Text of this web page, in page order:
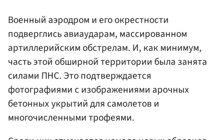
Военный аэродром и его окрестности
подверглись авиаударам, массированном
артиллерийским обстрелам. И, как минимум,
часть этой обширной территории была занята
силами ПНС. Это подтверждается
фотографиями с изображениями арочных
бетонных укрытий для самолетов и
многочисленными трофеями.